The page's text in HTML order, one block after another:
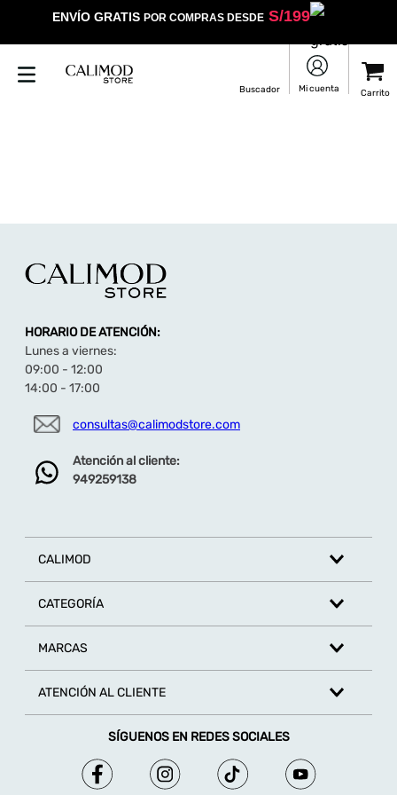
ENVÍO GRATIS POR COMPRAS DESDES/199
HORARIO DE ATENCIÓN:
Lunes a viernes:
09:00 - 12:00
14:00 - 17:00
consultas@calimodstore.com
Atención al cliente:
949259138
CALIMOD
CATEGORÍA
MARCAS
ATENCIÓN AL CLIENTE
SÍGUENOS EN REDES SOCIALES